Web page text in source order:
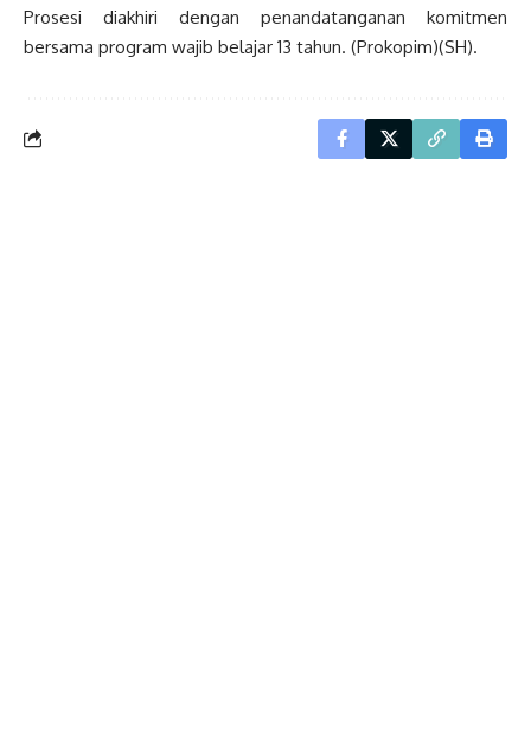
Prosesi diakhiri dengan penandatanganan komitmen
bersama program wajib belajar 13 tahun. (Prokopim)(SH).